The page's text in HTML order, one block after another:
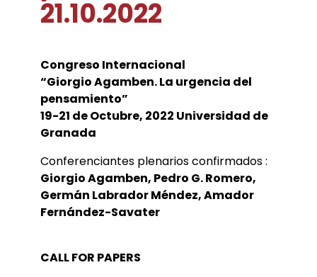
Directions de thèse
Projets scientifiques adossés à des
programmes
Doctorants
Jeunes chercheurs
Conférences
Chercheurs visitants
Soutenances de thèses HDR
Interventions extérieures
Autres événements
Appels à contributions
Ouvrages
Revues et collections
Thèses
Actes audiovisuels
Calendrier d’accueil
Calendrier de la vie scientifique du LLCP
Admission et inscription
Accès à distance (e-P8 | ADUM)
Guide WikiP8
Guide du doctorat
21.10.2022
Congreso Internacional
“Giorgio Agamben. La urgencia del
pensamiento”
19-21 de Octubre, 2022 Universidad de
Granada
Conferenciantes plenarios confirmados :
Giorgio Agamben, Pedro G. Romero,
Germán Labrador Méndez, Amador
Fernández-Savater
CALL FOR PAPERS